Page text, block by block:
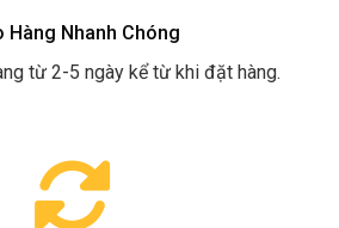
Hàng Nhanh Chóng
từ 2-5 ngày kể từ khi đặt hàng.